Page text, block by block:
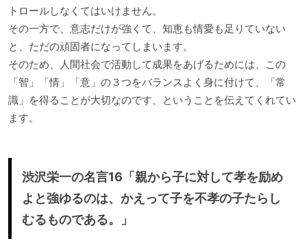
トロールしなくてはいけません。
その一方で、意志だけが強くて、知恵も情愛も足りていない
と、ただの頑固者になってしまいます。
そのため、人間社会で活動して成果をあげるためには、この
「智」「情」「意」の３つをバランスよく身に付けて、「常
識」を得ることが大切なのです、ということを伝えてくれてい
ます。
渋沢栄一の名言16「親から子に対して孝を励め
よと強ゆるのは、かえって子を不孝の子たらし
むるものである。」